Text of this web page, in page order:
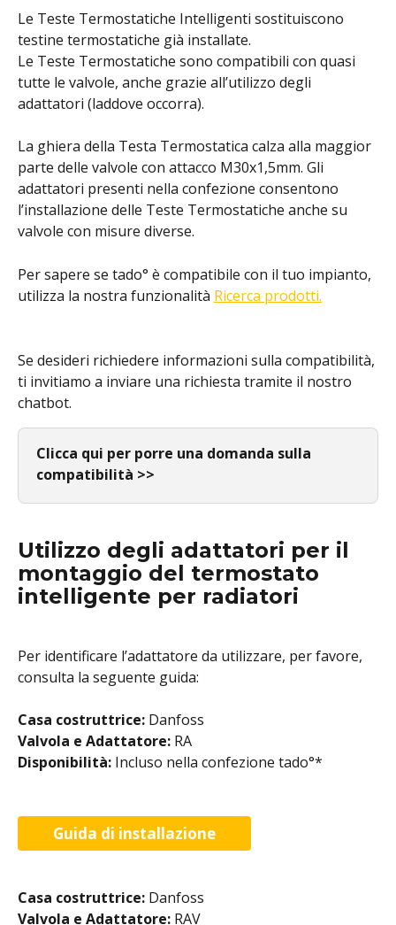
Le Teste Termostatiche Intelligenti sostituiscono
testine termostatiche già installate.
Le Teste Termostatiche sono compatibili con quasi
tutte le valvole, anche grazie all’utilizzo degli
adattatori (laddove occorra).
La ghiera della Testa Termostatica calza alla maggior
parte delle valvole con attacco M30x1,5mm. Gli
adattatori presenti nella confezione consentono
l’installazione delle Teste Termostatiche anche su
valvole con misure diverse.
Per sapere se tado° è compatibile con il tuo impianto,
utilizza la nostra funzionalità Ricerca prodotti.
Se desideri richiedere informazioni sulla compatibilità,
ti invitiamo a inviare una richiesta tramite il nostro
chatbot.
Clicca qui per porre una domanda sulla
compatibilità >>
Utilizzo degli adattatori per il
montaggio del termostato
intelligente per radiatori
Per identificare l’adattatore da utilizzare, per favore,
consulta la seguente guida:
Casa costruttrice: Danfoss
Valvola e Adattatore: RA
Disponibilità: Incluso nella confezione tado°*
Guida di installazione
Casa costruttrice: Danfoss
Valvola e Adattatore: RAV